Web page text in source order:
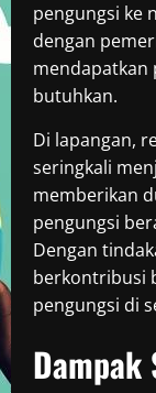
pengungsi ke
dengan
mendapatkan
butuhkan.
Di lapangan,
seringkali
memberikan
pengungsi
Dengan
berkontribusi
pengungsi di
Dampak